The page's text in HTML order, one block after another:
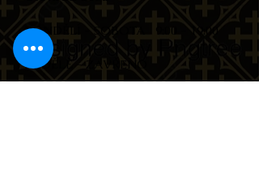
PONDĚLÍ - SOBOTA ​9:00 - 19:00​​
NEDĚLĚ - ZAVŘENO​